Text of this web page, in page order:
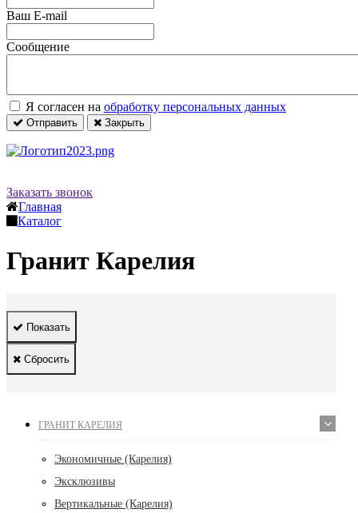
Ваш E-mail
Сообщение
Я согласен на обработку персональных данных
Отправить Закрыть
Заказать звонок
Главная
Каталог
Гранит Карелия
Показать
Сбросить
ГРАНИТ КАРЕЛИЯ
Экономичные (Карелия)
Эксклюзивы
Вертикальные (Карелия)